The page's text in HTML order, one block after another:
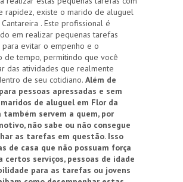
rapidez, existe o marido de aluguel
. Este profissional é
em realizar pequenas tarefas
para evitar o empenho e o
de tempo, permitindo que você
das atividades que realmente
de seu cotidiano. Além de
pessoas apressadas e sem
de aluguel em Flor da
também servem a quem, por
não sabe ou não consegue
as tarefas em questão. Isso
de casa que não possuam força
certos serviços, pessoas de idade
para as tarefas ou jovens